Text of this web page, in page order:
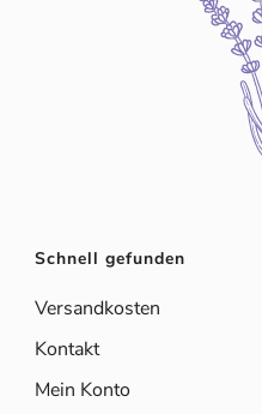
Schnell gefunden
Versandkosten
Kontakt
Mein Konto